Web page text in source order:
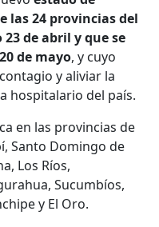
las 24 provincias del
de abril y que se
de mayo, y cuyo
y aliviar la
hospitalario del país.
en las provincias de
Santo Domingo de
Los Ríos,
Sucumbíos,
y El Oro.